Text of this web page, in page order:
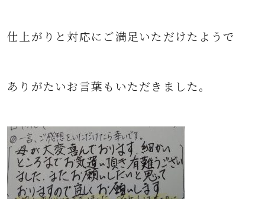
仕上がりと対応にご満足いただけたようで
ありがたいお言葉もいただきました。